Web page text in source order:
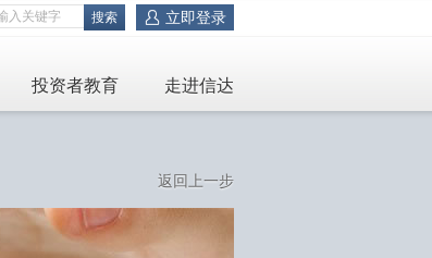
立即登录
投资者教育 走进信达
返回上一步